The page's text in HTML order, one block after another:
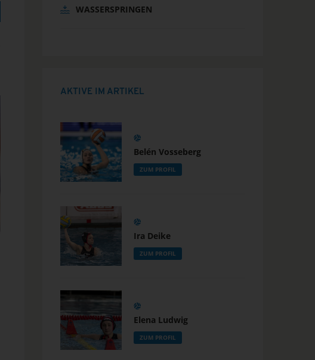
WASSERSPRINGEN
AKTIVE IM ARTIKEL
Belén Vosseberg
ZUM PROFIL
Ira Deike
ZUM PROFIL
Elena Ludwig
ZUM PROFIL